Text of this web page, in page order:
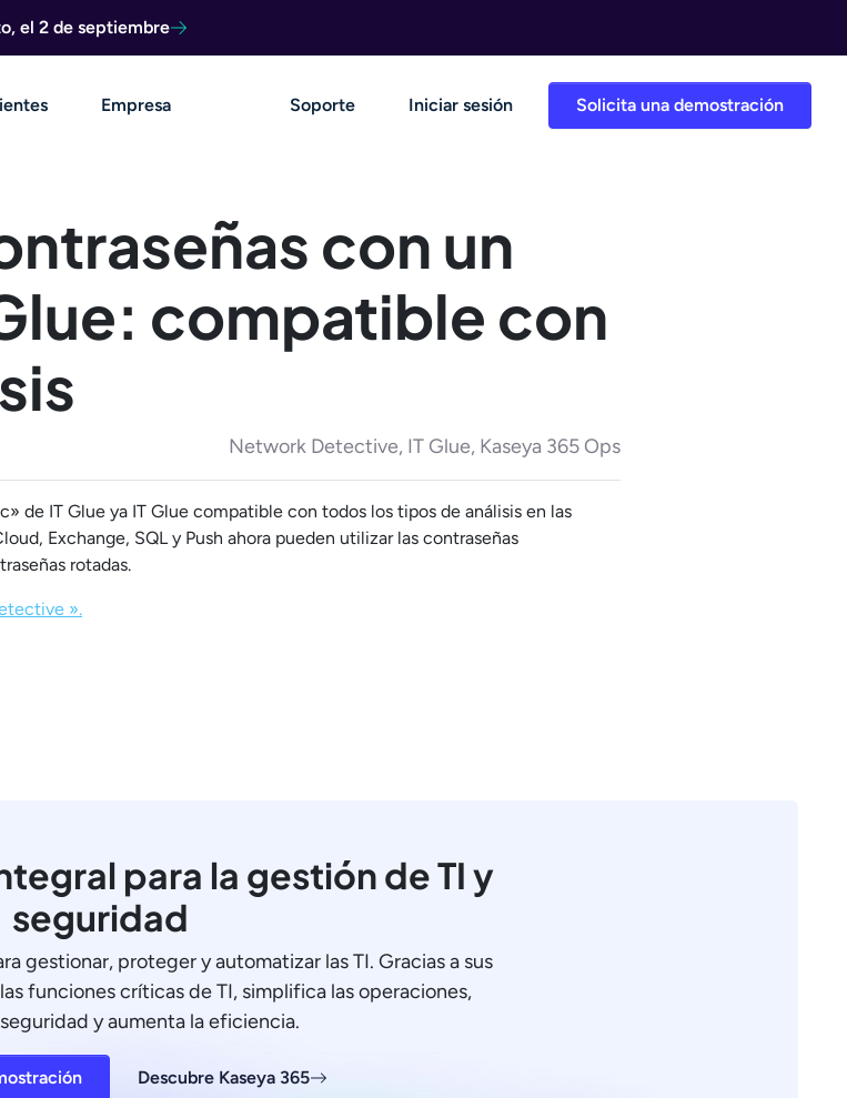
el 2 de septiembre
Solicita una demostración
Empresa Soporte Iniciar sesión
con un
compatible con
Network Detective, IT Glue, Kaseya 365 Ops
de IT Glue ya IT Glue compatible con todos los tipos de análisis en las
Exchange, SQL y Push ahora pueden utilizar las contraseñas
rotadas.
».
para la gestión de TI y
seguridad
gestionar, proteger y automatizar las TI. Gracias a sus
funciones críticas de TI, simplifica las operaciones,
y aumenta la eficiencia.
Descubre Kaseya 365